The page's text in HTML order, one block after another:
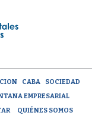
CABA
SOCIEDAD
EMPRESARIAL
QUIÉNES SOMOS